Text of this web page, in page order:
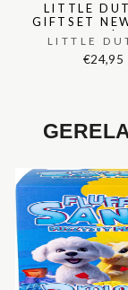
LITTLE
GIFTSET
NATURALS |
LITTLE
€24,95